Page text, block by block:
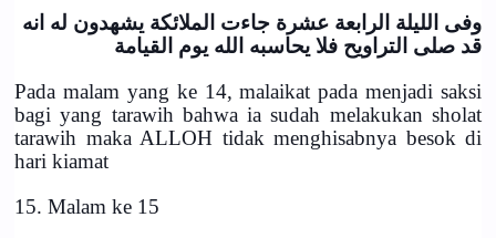
وفى الليلة الرابعة عشرة جاءت الملائكة يشهدون له انه
قد صلى التراويح فلا يحاسبه الله يوم القيامة
Pada malam yang ke 14, malaikat pada menjadi saksi
bagi yang tarawih bahwa ia sudah melakukan sholat
tarawih maka ALLOH tidak menghisabnya besok di
hari kiamat
15. Malam ke 15